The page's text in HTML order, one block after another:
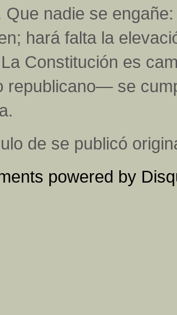
Que nadie se
hará falta la
Constitución es
republicano— se
de se publicó
powered by